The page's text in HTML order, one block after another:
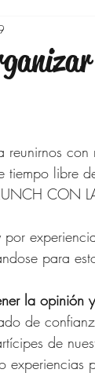
40
reunirnos
tiempo libre
CON
por
para
la opinión
de
de